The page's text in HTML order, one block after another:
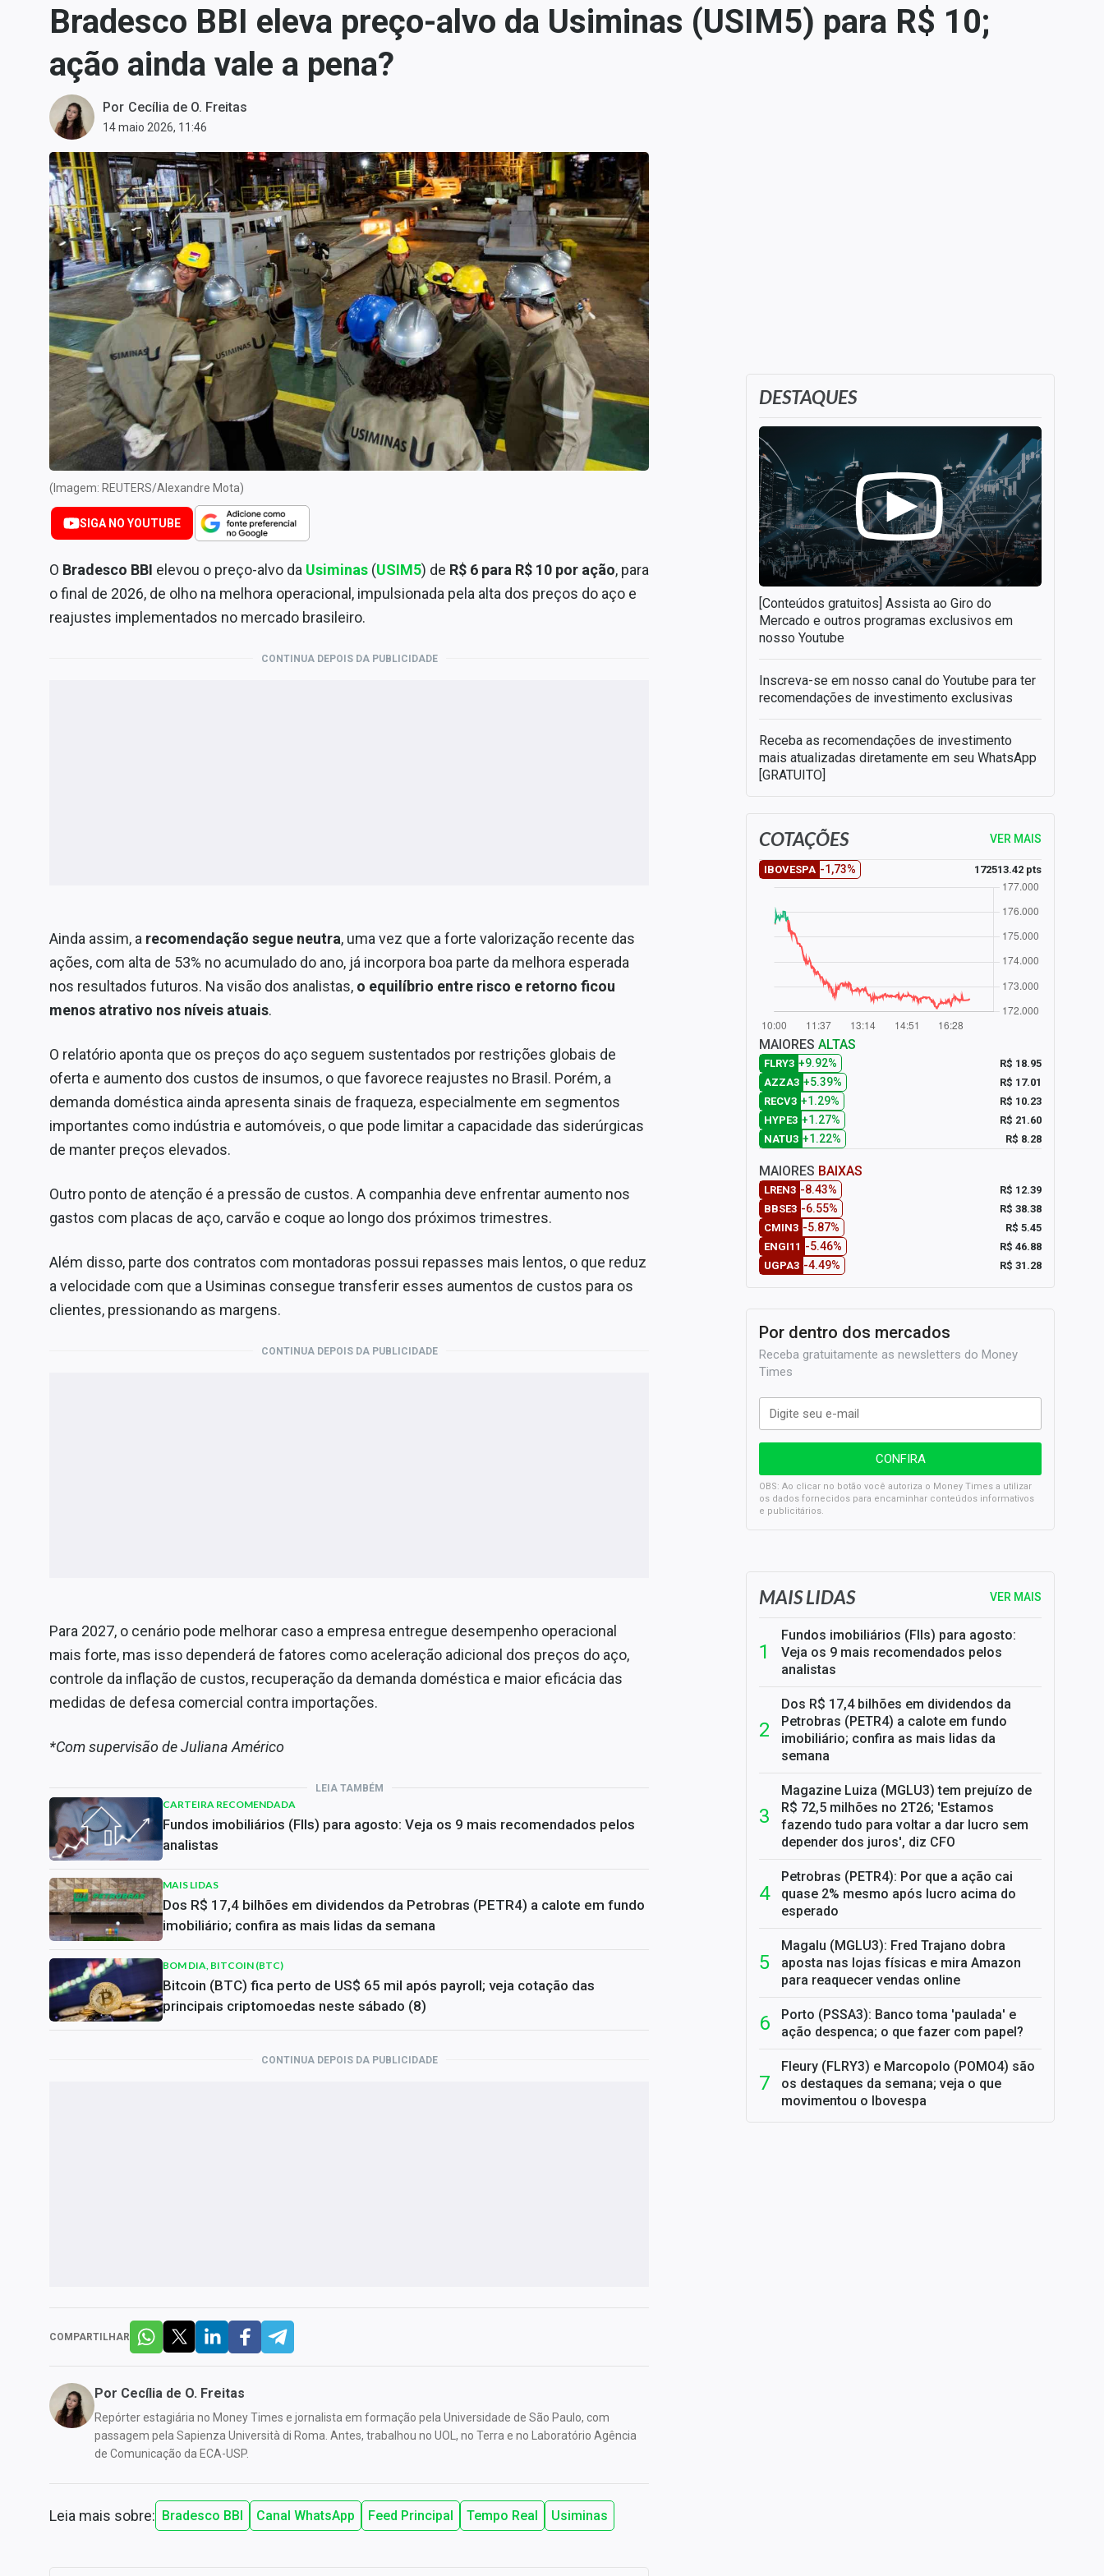
Carteiras Recomendadas
Central de Fundos
Imobiliários
Central dos IPOs
Renda Fixa
Finanças Pessoais
Mercados
Economia
Empresas
Política
Colunas
Especiais
Internacional
Marketing
Tecnologia
Conteúdo de Marca
Sobre
Expediente
Bradesco BBI eleva preço-alvo da Usiminas (USIM5) para R$ 10;
ação ainda vale a pena?
Por Cecília de O. Freitas
14 maio 2026, 11:46
(Imagem: REUTERS/Alexandre Mota)
SIGA NO YOUTUBE
O Bradesco BBI elevou o preço-alvo da Usiminas (USIM5) de R$ 6 para R$ 10 por ação, para
o final de 2026, de olho na melhora operacional, impulsionada pela alta dos preços do aço e
reajustes implementados no mercado brasileiro.
CONTINUA DEPOIS DA PUBLICIDADE
Ainda assim, a recomendação segue neutra, uma vez que a forte valorização recente das
ações, com alta de 53% no acumulado do ano, já incorpora boa parte da melhora esperada
nos resultados futuros. Na visão dos analistas, o equilíbrio entre risco e retorno ficou
menos atrativo nos níveis atuais.
O relatório aponta que os preços do aço seguem sustentados por restrições globais de
oferta e aumento dos custos de insumos, o que favorece reajustes no Brasil. Porém, a
demanda doméstica ainda apresenta sinais de fraqueza, especialmente em segmentos
importantes como indústria e automóveis, o que pode limitar a capacidade das siderúrgicas
de manter preços elevados.
Outro ponto de atenção é a pressão de custos. A companhia deve enfrentar aumento nos
gastos com placas de aço, carvão e coque ao longo dos próximos trimestres.
Além disso, parte dos contratos com montadoras possui repasses mais lentos, o que reduz
a velocidade com que a Usiminas consegue transferir esses aumentos de custos para os
clientes, pressionando as margens.
CONTINUA DEPOIS DA PUBLICIDADE
Para 2027, o cenário pode melhorar caso a empresa entregue desempenho operacional
mais forte, mas isso dependerá de fatores como aceleração adicional dos preços do aço,
controle da inflação de custos, recuperação da demanda doméstica e maior eficácia das
medidas de defesa comercial contra importações.
*Com supervisão de Juliana Américo
LEIA TAMBÉM
CARTEIRA RECOMENDADA
Fundos imobiliários (FIIs) para agosto: Veja os 9 mais recomendados pelos
analistas
MAIS LIDAS
Dos R$ 17,4 bilhões em dividendos da Petrobras (PETR4) a calote em fundo
imobiliário; confira as mais lidas da semana
BOM DIA, BITCOIN (BTC)
Bitcoin (BTC) fica perto de US$ 65 mil após payroll; veja cotação das
principais criptomoedas neste sábado (8)
CONTINUA DEPOIS DA PUBLICIDADE
COMPARTILHAR
Por Cecília de O. Freitas
Repórter estagiária no Money Times e jornalista em formação pela Universidade de São Paulo, com
passagem pela Sapienza Università di Roma. Antes, trabalhou no UOL, no Terra e no Laboratório Agência
de Comunicação da ECA-USP.
Leia mais sobre: Bradesco BBI Canal WhatsApp Feed Principal Tempo Real Usiminas
DESTAQUES
[Conteúdos gratuitos] Assista ao Giro do
Mercado e outros programas exclusivos em
nosso Youtube
Inscreva-se em nosso canal do Youtube para ter
recomendações de investimento exclusivas
Receba as recomendações de investimento
mais atualizadas diretamente em seu WhatsApp
[GRATUITO]
COTAÇÕES VER MAIS
IBOVESPA -1,73% 172513.42 pts
MAIORES ALTAS
FLRY3 +9.92%
R$ 18.95
AZZA3 +5.39%
R$ 17.01
RECV3 +1.29%
R$ 10.23
HYPE3 +1.27%
R$ 21.60
NATU3 +1.22% R$ 8.28
MAIORES BAIXAS
LREN3 -8.43%
R$ 12.39
BBSE3 -6.55%
R$ 38.38
CMIN3 -5.87%
R$ 5.45
ENGI11 -5.46%
R$ 46.88
UGPA3 -4.49% R$ 31.28
Por dentro dos mercados
Receba gratuitamente as newsletters do Money
Times
OBS: Ao clicar no botão você autoriza o Money Times a utilizar
os dados fornecidos para encaminhar conteúdos informativos
e publicitários.
SELIC em 14%: A repercussão da decisão sobre os JUROS
MAIS LIDAS VER MAIS
Fundos imobiliários (FIIs) para agosto:
Veja os 9 mais recomendados pelos
analistas
Dos R$ 17,4 bilhões em dividendos da
Petrobras (PETR4) a calote em fundo
imobiliário; confira as mais lidas da
semana
Magazine Luiza (MGLU3) tem prejuízo de
R$ 72,5 milhões no 2T26; 'Estamos
fazendo tudo para voltar a dar lucro sem
depender dos juros', diz CFO
Petrobras (PETR4): Por que a ação cai
quase 2% mesmo após lucro acima do
esperado
Magalu (MGLU3): Fred Trajano dobra
aposta nas lojas físicas e mira Amazon
para reaquecer vendas online
Porto (PSSA3): Banco toma 'paulada' e
ação despenca; o que fazer com papel?
Fleury (FLRY3) e Marcopolo (POMO4) são
os destaques da semana; veja o que
movimentou o Ibovespa